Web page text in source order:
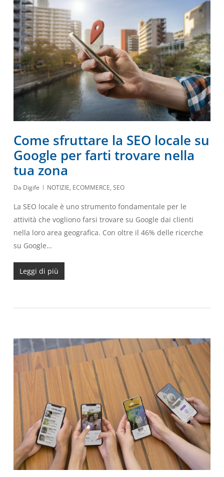
Come sfruttare la SEO locale su
Google per farti trovare nella
tua zona
Da Digife NOTIZIE, ECOMMERCE, SEO
La SEO locale è uno strumento fondamentale per le
attività che vogliono farsi trovare su Google dai clienti
nella loro area geografica. Con oltre il 46% delle ricerche
su Google…
Leggi di più